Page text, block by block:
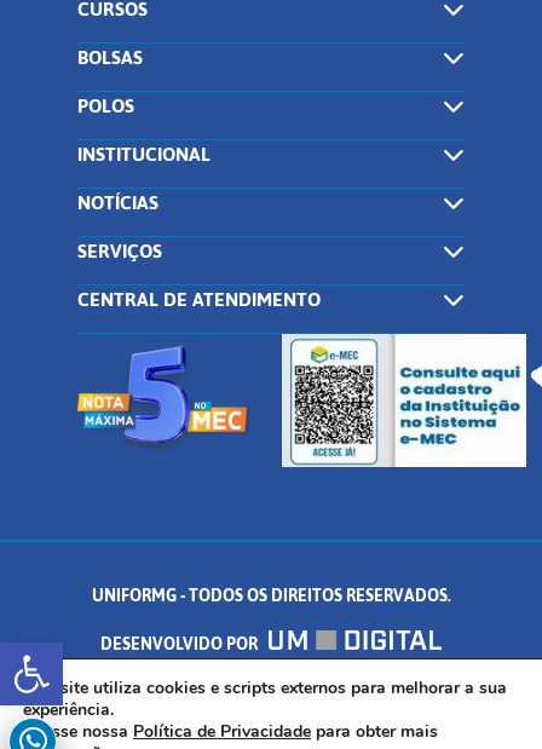
Abrir a barra de ferramentas
CURSOS
BOLSAS
POLOS
INSTITUCIONAL
NOTÍCIAS
SERVIÇOS
CENTRAL DE ATENDIMENTO
UNIFORMG - TODOS OS DIREITOS RESERVADOS.
DESENVOLVIDO POR
AV. DR. ARNALDO DE SENNA, 328 - PALMEIRAS, FORMIGA/MG - CEP:
35.574.530
Este site utiliza cookies e scripts externos para melhorar a sua
experiência.
Acesse nossa Política de Privacidade para obter mais